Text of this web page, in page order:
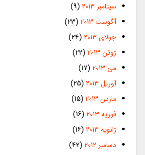
سپتامبر 2013
(9)
آگوست 2013
(23)
جولای 2013
(24)
ژوئن 2013
(22)
می 2013
(17)
آوریل 2013
(25)
مارس 2013
(15)
فوریه 2013
(16)
ژانویه 2013
(16)
دسامبر 2012
(42)